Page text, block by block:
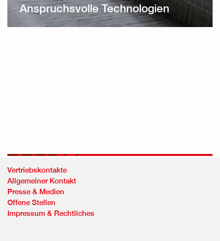
Anspruchsvolle Technologien
Vertriebskontakte
Allgemeiner Kontakt
Presse & Medien
Offene Stellen
Impressum & Rechtliches